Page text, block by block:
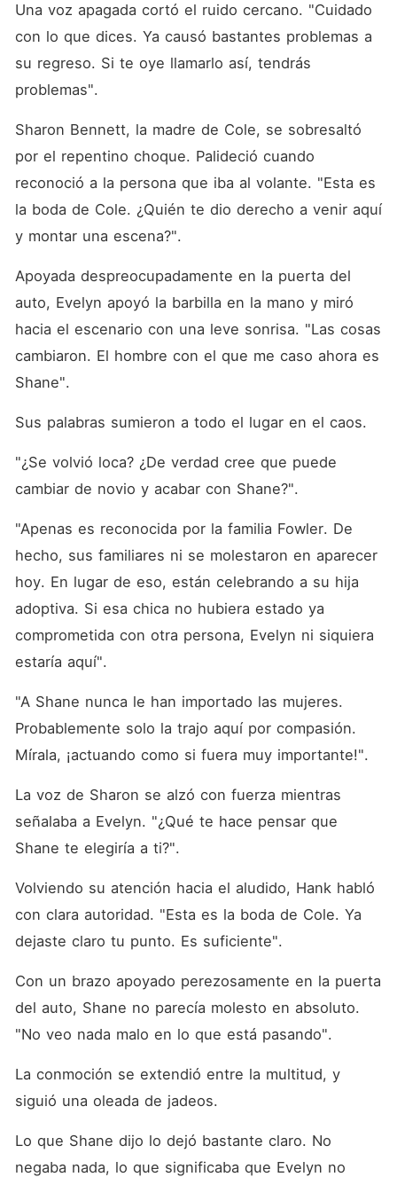
Una voz apagada cortó el ruido cercano. "Cuidado
con lo que dices. Ya causó bastantes problemas a
su regreso. Si te oye llamarlo así, tendrás
problemas".
Sharon Bennett, la madre de Cole, se sobresaltó
por el repentino choque. Palideció cuando
reconoció a la persona que iba al volante. "Esta es
la boda de Cole. ¿Quién te dio derecho a venir aquí
y montar una escena?".
Apoyada despreocupadamente en la puerta del
auto, Evelyn apoyó la barbilla en la mano y miró
hacia el escenario con una leve sonrisa. "Las cosas
cambiaron. El hombre con el que me caso ahora es
Shane".
Sus palabras sumieron a todo el lugar en el caos.
"¿Se volvió loca? ¿De verdad cree que puede
cambiar de novio y acabar con Shane?".
"Apenas es reconocida por la familia Fowler. De
hecho, sus familiares ni se molestaron en aparecer
hoy. En lugar de eso, están celebrando a su hija
adoptiva. Si esa chica no hubiera estado ya
comprometida con otra persona, Evelyn ni siquiera
estaría aquí".
"A Shane nunca le han importado las mujeres.
Probablemente solo la trajo aquí por compasión.
Mírala, ¡actuando como si fuera muy importante!".
La voz de Sharon se alzó con fuerza mientras
señalaba a Evelyn. "¿Qué te hace pensar que
Shane te elegiría a ti?".
Volviendo su atención hacia el aludido, Hank habló
con clara autoridad. "Esta es la boda de Cole. Ya
dejaste claro tu punto. Es suficiente".
Con un brazo apoyado perezosamente en la puerta
del auto, Shane no parecía molesto en absoluto.
"No veo nada malo en lo que está pasando".
La conmoción se extendió entre la multitud, y
siguió una oleada de jadeos.
Lo que Shane dijo lo dejó bastante claro. No
negaba nada, lo que significaba que Evelyn no